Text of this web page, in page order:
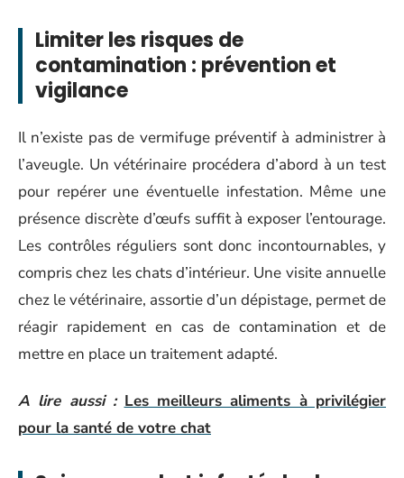
Limiter les risques de
contamination : prévention et
vigilance
Il n’existe pas de vermifuge préventif à administrer à
l’aveugle. Un vétérinaire procédera d’abord à un test
pour repérer une éventuelle infestation. Même une
présence discrète d’œufs suffit à exposer l’entourage.
Les contrôles réguliers sont donc incontournables, y
compris chez les chats d’intérieur. Une visite annuelle
chez le vétérinaire, assortie d’un dépistage, permet de
réagir rapidement en cas de contamination et de
mettre en place un traitement adapté.
A lire aussi : Les meilleurs aliments à privilégier
pour la santé de votre chat